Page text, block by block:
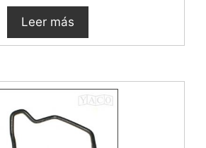
Leer más